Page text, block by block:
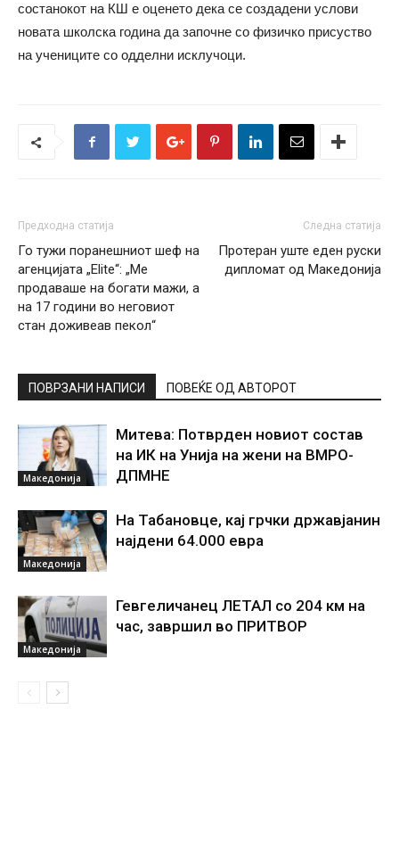
состанокот на КШ е оценето дека се создадени услови
новата школска година да започне со физичко присуство
на учениците со одделни исклучоци.
Предходна статија
Го тужи поранешниот шеф на
агенцијата „Elite“: „Ме
продаваше на богати мажи, а
на 17 години во неговиот
стан доживеав пекол“
Следна статија
Протеран уште еден руски
дипломат од Македонија
ПОВРЗАНИ НАПИСИ ПОВЕЌЕ ОД АВТОРОТ
Македонија
Митева: Потврден новиот состав
на ИК на Унија на жени на ВМРО-
ДПМНЕ
Македонија
На Табановце, кај грчки државјанин
најдени 64.000 евра
Македонија
Гевгеличанец ЛЕТАЛ со 204 км на
час, завршил во ПРИТВОР